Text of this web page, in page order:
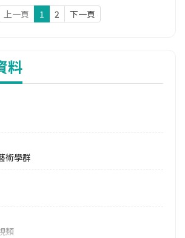
上一頁 1 2 下一頁
料
術學群
類